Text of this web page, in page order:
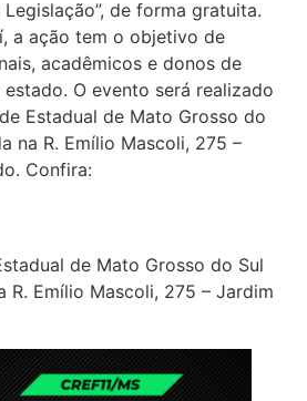
de forma gratuita.
a ação tem o objetivo de
acadêmicos e donos de
O evento será realizado
Estadual de Mato Grosso do
na R. Emílio Mascoli, 275 –
Confira:
de Mato Grosso do Sul
R. Emílio Mascoli, 275 – Jardim